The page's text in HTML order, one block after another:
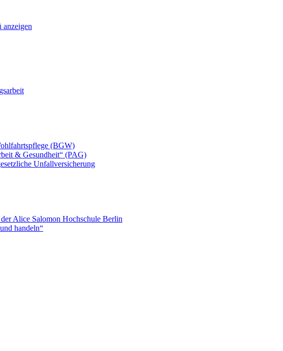
anzeigen
(BGW)
& Gesundheit“ (PAG)
Unfallversicherung
Alice Salomon Hochschule Berlin
handeln“